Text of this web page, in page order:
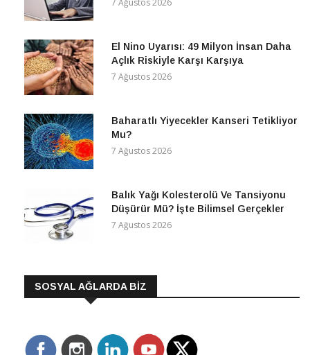
El Nino Uyarısı: 49 Milyon İnsan Daha
Açlık Riskiyle Karşı Karşıya
7 Ağustos 2026
Baharatlı Yiyecekler Kanseri Tetikliyor
Mu?
7 Ağustos 2026
Balık Yağı Kolesterolü Ve Tansiyonu
Düşürür Mü? İşte Bilimsel Gerçekler
7 Ağustos 2026
SOSYAL AĞLARDA BİZ